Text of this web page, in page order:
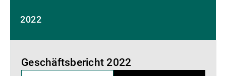
2022
Geschäftsbericht 2022